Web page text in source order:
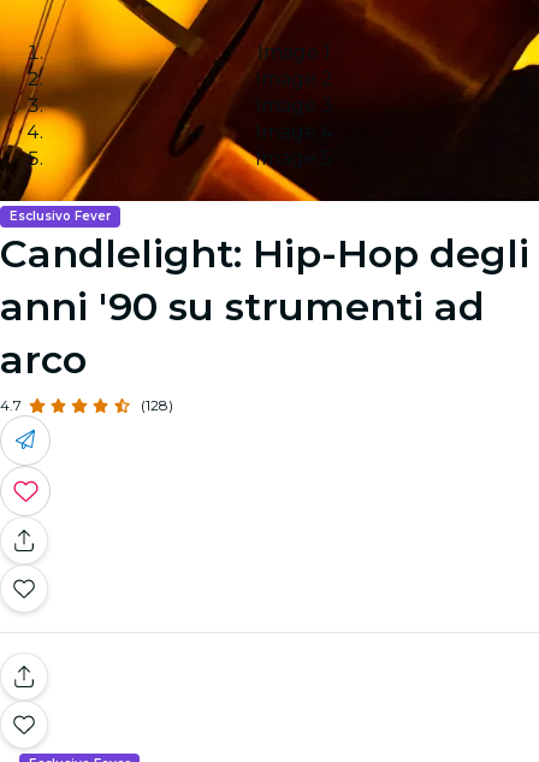
Image 1
Image 2
Image 3
Image 4
Image 5
Esclusivo Fever
Candlelight: Hip-Hop degli
anni '90 su strumenti ad
arco
4.7 (128)